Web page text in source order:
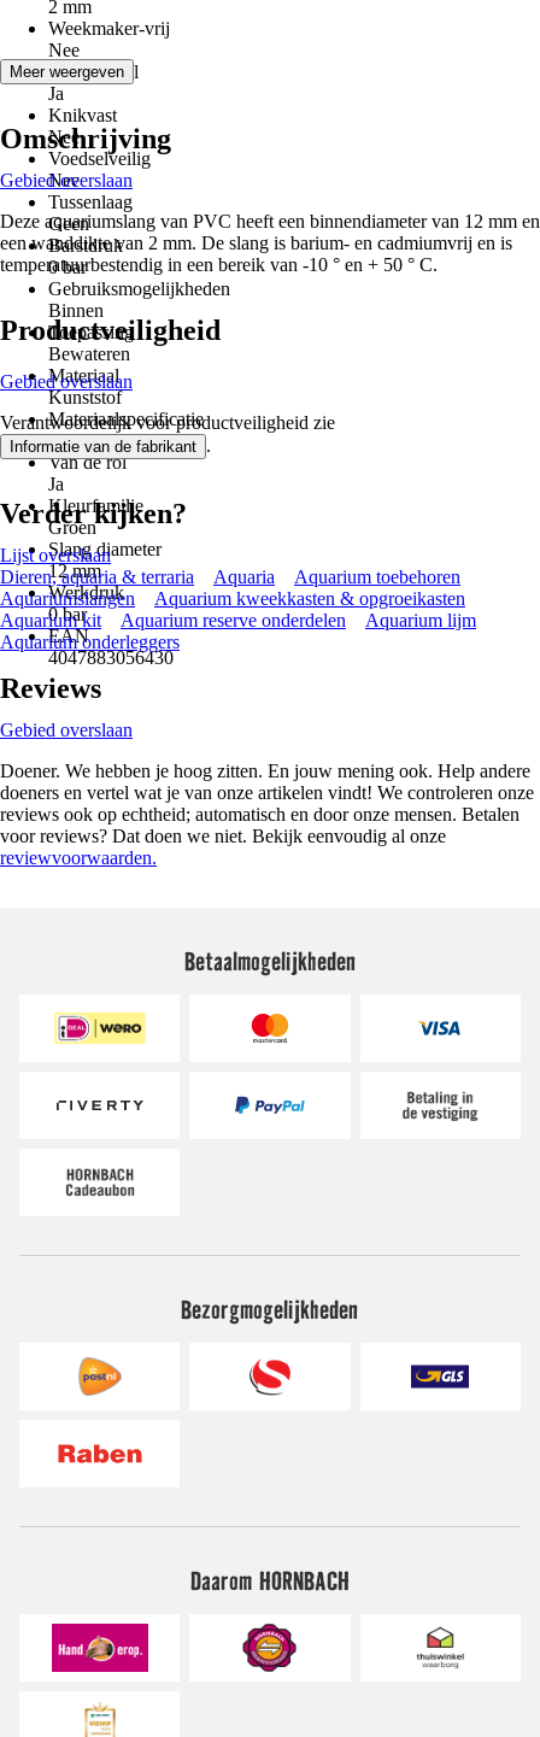
2 mm
Weekmaker-vrij
Nee
Vormstabiel
Ja
Knikvast
Nee
Voedselveilig
Nee
Tussenlaag
Geen
Barstdruk
0 bar
Gebruiksmogelijkheden
Binnen
Toepassing
Bewateren
Materiaal
Kunststof
Materiaalspecificatie
PVC
Van de rol
Ja
Kleurfamilie
Groen
Slang diameter
12 mm
Werkdruk
0 bar
EAN
4047883056430
Meer weergeven
Omschrijving
Gebied overslaan
Deze aquariumslang van PVC heeft een binnendiameter van 12 mm en
een wanddikte van 2 mm. De slang is barium- en cadmiumvrij en is
temperatuurbestendig in een bereik van -10 ° en + 50 ° C.
Productveiligheid
Gebied overslaan
Verantwoordelijk voor productveiligheid zie
Informatie van de fabrikant .
Verder kijken?
Lijst overslaan
Dieren, aquaria & terraria
Aquaria
Aquarium toebehoren
Aquariumslangen
Aquarium kweekkasten & opgroeikasten
Aquarium kit
Aquarium reserve onderdelen
Aquarium lijm
Aquarium onderleggers
Reviews
Gebied overslaan
Doener. We hebben je hoog zitten. En jouw mening ook. Help andere
doeners en vertel wat je van onze artikelen vindt! We controleren onze
reviews ook op echtheid; automatisch en door onze mensen. Betalen
voor reviews? Dat doen we niet. Bekijk eenvoudig al onze
reviewvoorwaarden.
Betaalmogelijkheden
Bezorgmogelijkheden
Daarom HORNBACH